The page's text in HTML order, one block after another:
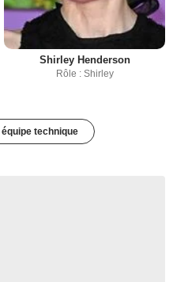
Shirley Henderson
Rôle : Shirley
technique